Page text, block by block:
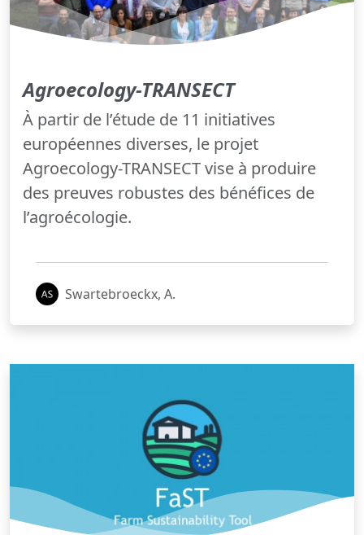
Agroecology-TRANSECT
À partir de l’étude de 11 initiatives
européennes diverses, le projet
Agroecology-TRANSECT vise à produire
des preuves robustes des bénéfices de
l’agroécologie.
Swartebroeckx, A.